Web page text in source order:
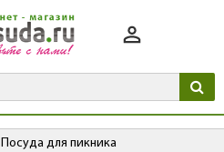
Посуда для пикника